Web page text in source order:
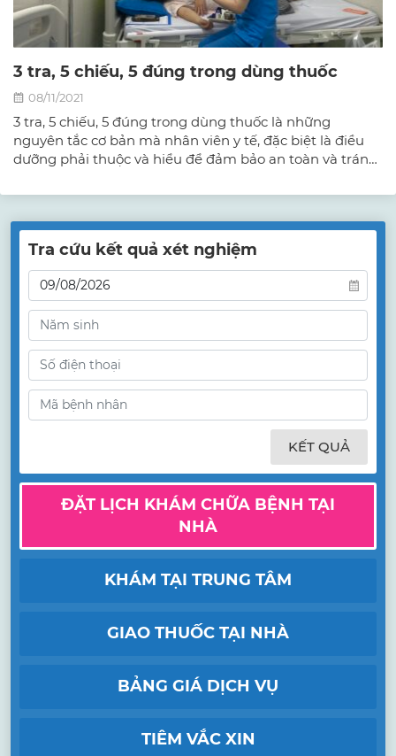
3 tra, 5 chiếu, 5 đúng trong dùng thuốc
08/11/2021
3 tra, 5 chiếu, 5 đúng trong dùng thuốc là những
nguyên tắc cơ bản mà nhân viên y tế, đặc biệt là điều
dưỡng phải thuộc và hiểu để đảm bảo an toàn và tránh
Tra cứu kết quả xét nghiệm
KẾT QUẢ
ĐẶT LỊCH KHÁM CHỮA BỆNH TẠI
NHÀ
KHÁM TẠI TRUNG TÂM
GIAO THUỐC TẠI NHÀ
BẢNG GIÁ DỊCH VỤ
TIÊM VẮC XIN